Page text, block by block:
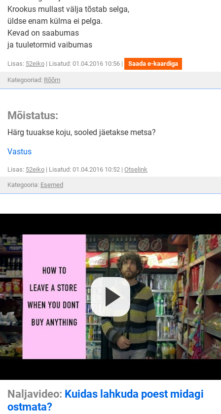
Krookus mullast välja tõstab selga,
üldse enam külma ei pelga.
Kevad on saabumas
ja tuuletormid vaibumas
Lisas: 52eiko | Lisatud: 01.04.2016 10:56 | Saada e-kaardiga
Kategooriad: Rõõm
Mõistatus:
Härg tuuakse koju, sooled jäetakse metsa?
Vastus
Lisas: 52eiko | Lisatud: 01.04.2016 10:52 | Otselink
Kategooria: Esemed
Naljavideo: Kuidas lahkuda poest midagi
ostmata?